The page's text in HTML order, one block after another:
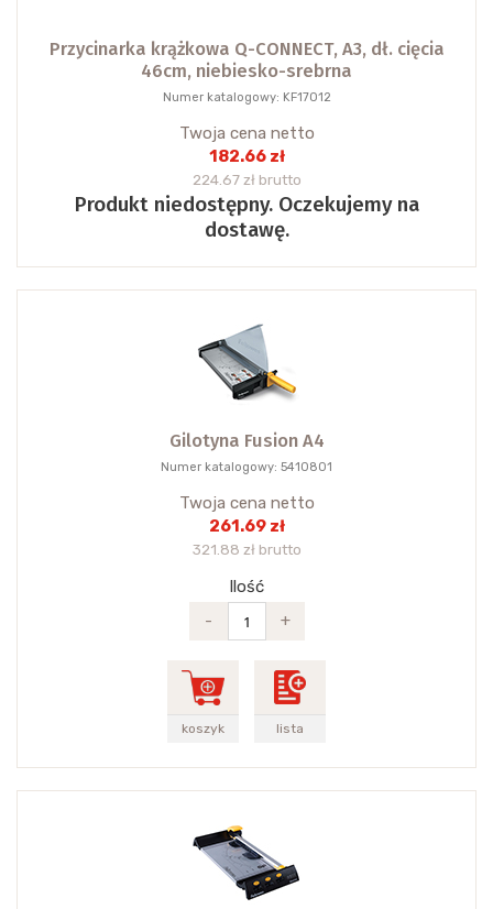
Przycinarka krążkowa Q-CONNECT, A3, dł. cięcia
46cm, niebiesko-srebrna
Numer katalogowy: KF17012
Twoja cena netto
182.66 zł
224.67 zł brutto
Produkt niedostępny. Oczekujemy na
dostawę.
Gilotyna Fusion A4
Numer katalogowy: 5410801
Twoja cena netto
261.69 zł
321.88 zł brutto
Ilość
-
+
koszyk lista